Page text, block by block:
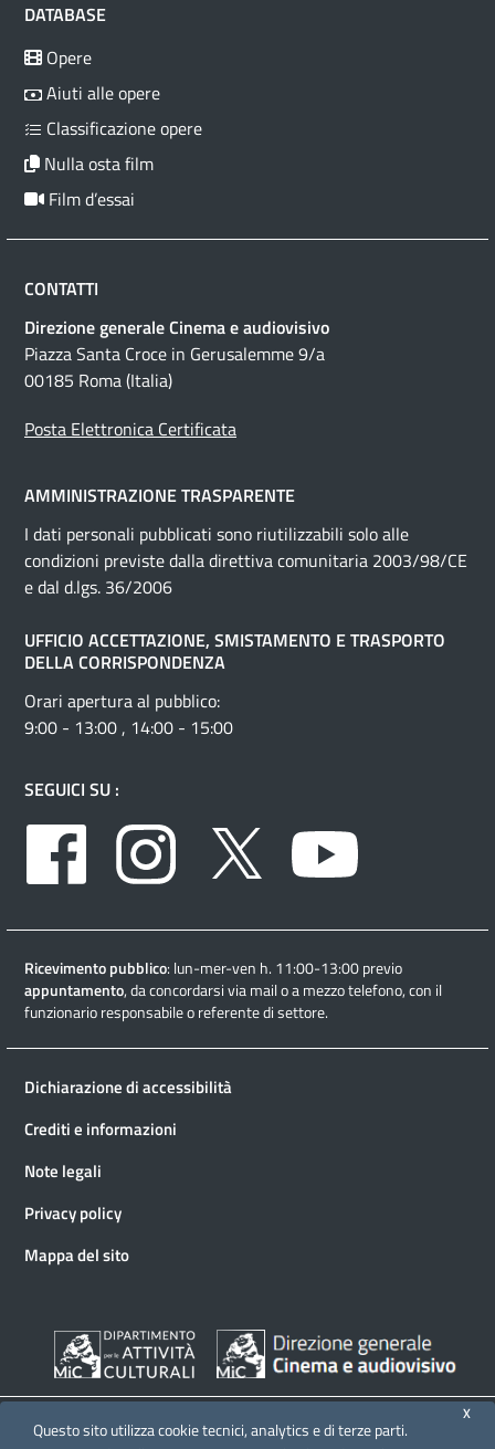
DATABASE
Opere
Aiuti alle opere
Classificazione opere
Nulla osta film
Film d’essai
CONTATTI
Direzione generale Cinema e audiovisivo
Piazza Santa Croce in Gerusalemme 9/a
00185 Roma (Italia)
Posta Elettronica Certificata
AMMINISTRAZIONE TRASPARENTE
I dati personali pubblicati sono riutilizzabili solo alle
condizioni previste dalla direttiva comunitaria 2003/98/CE
e dal d.lgs. 36/2006
UFFICIO ACCETTAZIONE, SMISTAMENTO E TRASPORTO
DELLA CORRISPONDENZA
Orari apertura al pubblico:
9:00 - 13:00 , 14:00 - 15:00
SEGUICI SU :
Facebook
Instagram Twitter
Ricevimento pubblico: lun-mer-ven h. 11:00-13:00 previo
appuntamento, da concordarsi via mail o a mezzo telefono, con il
funzionario responsabile o referente di settore.
Dichiarazione di accessibilità
Crediti e informazioni
Note legali
Privacy policy
Mappa del sito
X
Questo sito utilizza cookie tecnici, analytics e di terze parti.